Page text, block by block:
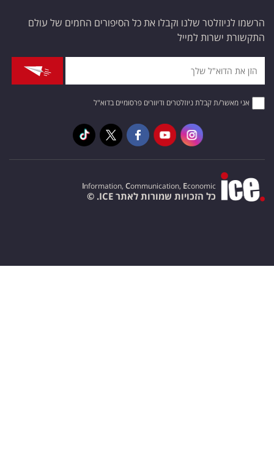
הרשמו לניוזלטר שלנו וקבלו את כל הסיפורים החמים של עולם
התקשורת ישרות למייל
אני מאשר/ת קבלת ניוזלטרים ודיוורים פרסומיים בדוא"ל
Information, Communication, Economic
כל הזכויות שמורות לאתר ICE. ©